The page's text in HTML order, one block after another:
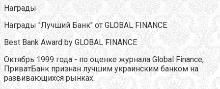
Награды
Награды "Лучший Банк" от GLOBAL FINANCE
Best Bank Award by GLOBAL FINANCE
Октябрь 1999 года - по оценке журнала Global Finanсe,
ПриватБанк признан лучшим украинским банком на
развивающихся рынках.